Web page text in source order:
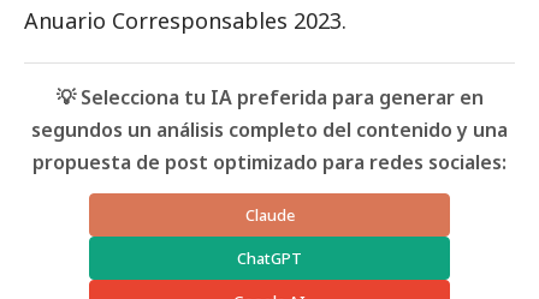
Anuario Corresponsables 2023.
💡 Selecciona tu IA preferida para generar en
segundos un análisis completo del contenido y una
propuesta de post optimizado para redes sociales:
Claude
ChatGPT